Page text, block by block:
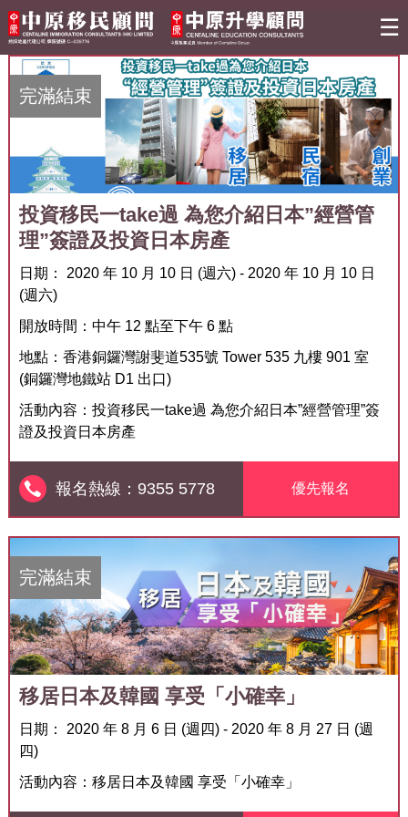
☰
熱門活動
移民活動
升學活動
最新情報
實用資訊
聯絡我們
免費評估
繁|简
香港(852) 8300 0530 / (852) 8300 0368
中國 4001 209 166
中原地產
中原工商舖 中原海外物業 中原新加坡
免責聲明：本網站所提供資料僅供參考，一切以當地政府最新公佈為準。若因錯漏而引致任何
不便或損失，中原集團及其附屬公司概不負責。
© 2026 中原移民顧問(香港)有限公司 Centaline Immigration Consultants (HK) Limited 版權
所有 |私隱政策聲明
完滿結束
投資移民一take過 為您介紹日本”經營管
理”簽證及投資日本房產
日期： 2020 年 10 月 10 日 (週六) - 2020 年 10 月 10 日
(週六)
開放時間：中午 12 點至下午 6 點
地點：香港銅鑼灣謝斐道535號 Tower 535 九樓 901 室
(銅鑼灣地鐵站 D1 出口)
活動內容：投資移民一take過 為您介紹日本”經營管理”簽
證及投資日本房產
報名熱線： 9355 5778 優先報名
完滿結束
移居日本及韓國 享受「小確幸」
日期： 2020 年 8 月 6 日 (週四) - 2020 年 8 月 27 日 (週
四)
活動內容：移居日本及韓國 享受「小確幸」